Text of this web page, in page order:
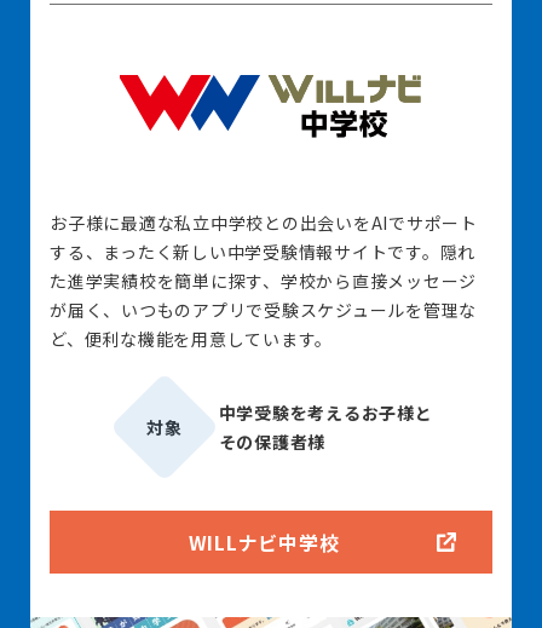
お子様に最適な私立中学校との出会いをAIでサポート
する、まったく新しい中学受験情報サイトです。隠れ
た進学実績校を簡単に探す、学校から直接メッセージ
が届く、いつものアプリで受験スケジュールを管理な
ど、便利な機能を用意しています。
対象
中学受験を考えるお子様と
その保護者様
WILLナビ中学校